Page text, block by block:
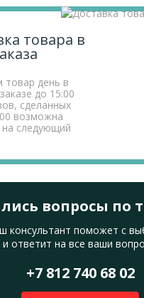
товара в
товар день в
до 15:00
сделанных
возможна
на следующий
вопросы по
консультант поможет с
и ответит на все ваши
+7 812 740 68 02